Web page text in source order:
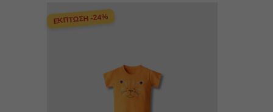
ΕΚΠΤΩΣΗ -24%